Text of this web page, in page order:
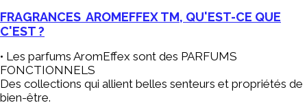
FRAGRANCES AROMEFFEX TM, QU'EST-CE QUE
C'EST ?
• Les parfums AromEffex sont des PARFUMS
FONCTIONNELS
Des collections qui allient belles senteurs et propriétés de
bien-être.